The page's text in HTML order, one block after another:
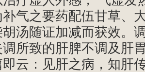
气之要药配伍甘草、
汤随证加减而获效。
所致的肝脾不调及肝
云：见肝之病，知肝